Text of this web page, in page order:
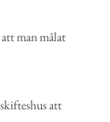
man målat